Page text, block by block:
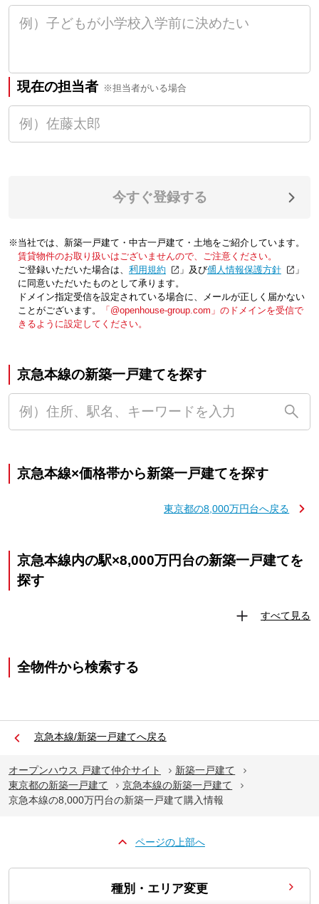
現在の担当者 ※担当者がいる場合
今すぐ登録する
※当社では、新築一戸建て・中古一戸建て・土地をご紹介しています。
賃貸物件のお取り扱いはございませんので、ご注意ください。
ご登録いただいた場合は、「利用規約 」及び「個人情報保護方針
」
に同意いただいたものとして承ります。
ドメイン指定受信を設定されている場合に、メールが正しく届かない
ことがございます。
「@openhouse-group.com」のドメインを受信で
きるように設定してください。
京急本線の新築一戸建てを探す
京急本線×価格帯から新築一戸建てを探す
東京都の8,000万円台へ戻る
京急本線内の駅×8,000万円台の新築一戸建てを
探す
すべて見る
全物件から検索する
京急本線/新築一戸建てへ戻る
オープンハウス 戸建て仲介サイト
新築一戸建て
東京都の新築一戸建て
京急本線の新築一戸建て
京急本線の8,000万円台の新築一戸建て購入情報
ページの上部へ
種別・エリア変更